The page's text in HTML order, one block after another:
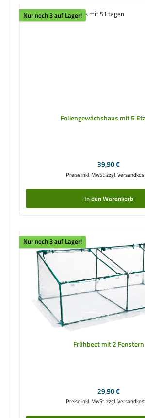
Nur noch 3 auf Lager!
Foliengewächshaus mit 5
Regulärer Preis:
39,90 €
Preise inkl. MwSt. zzgl.
In den Warenkorb
Nur noch 3 auf Lager!
Frühbeet mit 2 Fenstern
Regulärer Preis:
29,90 €
Preise inkl. MwSt. zzgl.